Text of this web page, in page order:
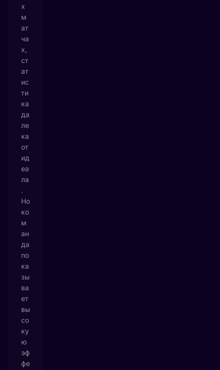
х
м
ат
ча
х,
ст
ат
ис
ти
ка
да
ле
ка
от
ид
еа
ла
.
Но
ко
м
ан
да
по
ка
зы
ва
ет
вы
со
ку
ю
эф
фе